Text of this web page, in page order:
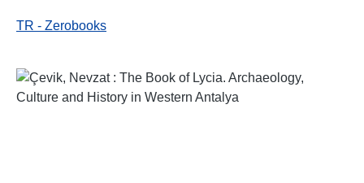
TR - Zerobooks
Bildergalerie überspringen